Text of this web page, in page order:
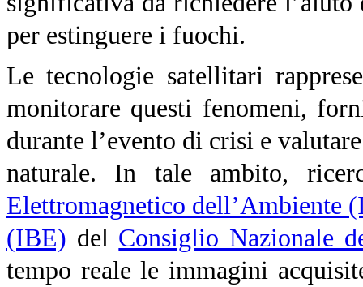
per estinguere i fuochi.
Le tecnologie satellitari
monitorare questi fenomeni,
durante l’evento di crisi e
naturale. In tale ambito,
Elettromagnetico dell’Ambiente
(IBE) del Consiglio Nazionale
tempo reale le immagini